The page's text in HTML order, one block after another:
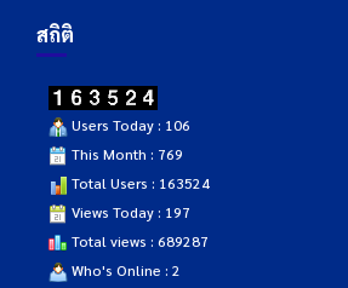
สถิติ
Users Today : 106
This Month : 769
Total Users : 163524
Views Today : 197
Total views : 689287
Who's Online : 2